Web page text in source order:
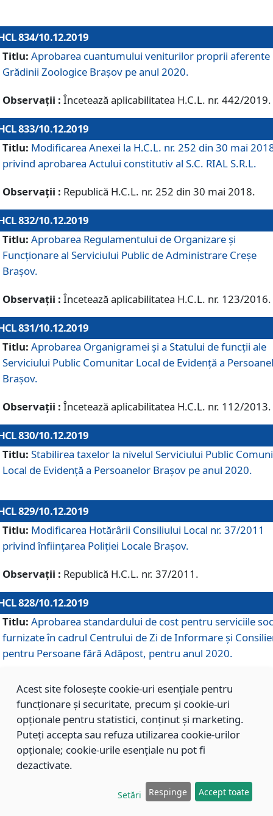
834/10.12.2019
Titlu: Aprobarea cuantumului veniturilor proprii aferente
Grădinii Zoologice Braşov pe anul 2020.
Observații : Încetează aplicabilitatea H.C.L. nr. 442/2019.
833/10.12.2019
Titlu: Modificarea Anexei la H.C.L. nr. 252 din 30 mai
privind aprobarea Actului constitutiv al S.C. RIAL S.R.L.
Observații : Republică H.C.L. nr. 252 din 30 mai 2018.
832/10.12.2019
Titlu: Aprobarea Regulamentului de Organizare și
Funcționare al Serviciului Public de Administrare Creșe
Brașov.
Observații : Încetează aplicabilitatea H.C.L. nr. 123/2016.
831/10.12.2019
Titlu: Aprobarea Organigramei și a Statului de funcții ale
Serviciului Public Comunitar Local de Evidență a
Brașov.
Observații : Încetează aplicabilitatea H.C.L. nr. 112/2013.
830/10.12.2019
Titlu: Stabilirea taxelor la nivelul Serviciului Public
Local de Evidenţă a Persoanelor Braşov pe anul 2020.
829/10.12.2019
Titlu: Modificarea Hotărârii Consiliului Local nr. 37/2011
privind înființarea Poliției Locale Brașov.
Observații : Republică H.C.L. nr. 37/2011.
828/10.12.2019
Titlu: Aprobarea standardului de cost pentru serviciile
furnizate în cadrul Centrului de Zi de Informare și
pentru Persoane fără Adăpost, pentru anul 2020.
827/10.12.2019
Aprobarea standardului de cost pentru serviciile
furnizate în cadrul Centrului Rezidențial pentru Persoane
Adăpost, pentru anul 2020.
Aprobarea standardului de cost pentru serviciile
Acest site folosește cookie-uri esențiale pentru
funcționare și securitate, precum și cookie-uri
opționale pentru statistici, conținut și marketing.
Puteți accepta sau refuza utilizarea cookie-urilor
opționale; cookie-urile esențiale nu pot fi
dezactivate.
Setări Respinge Accept toate